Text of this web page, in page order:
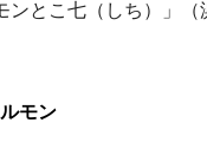
とこ七（しち）」（
モン